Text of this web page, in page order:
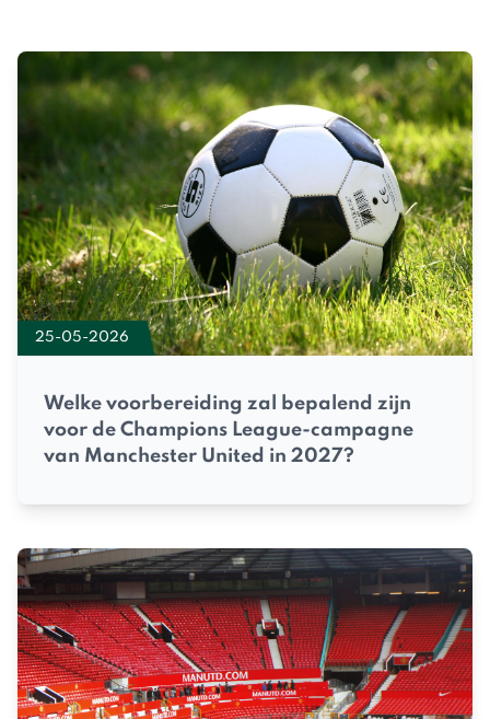
25-05-2026
Welke voorbereiding zal bepalend zijn
voor de Champions League-campagne
van Manchester United in 2027?